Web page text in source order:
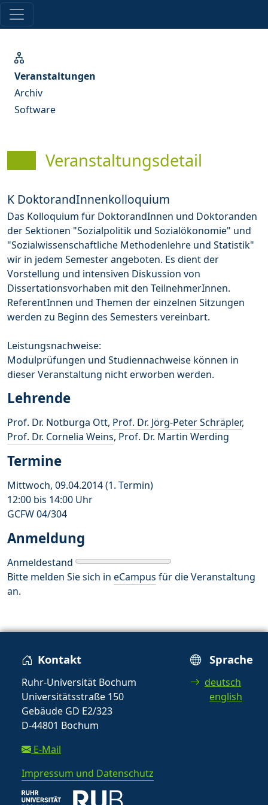
Veranstaltungen
Archiv
Software
Veranstaltungsdetail
K DoktorandInnenkolloquium
Das Kolloquium für DoktorandInnen und Doktoranden
der Sektionen "Sozialpolitik und Sozialökonomie" und
"Sozialwissenschaftliche Methodenlehre und Statistik"
wir in jedem Semester angeboten. Es dient der
Vorstellung und intensiven Diskussion von
Dissertationsvorhaben mit den TeilnehmerInnen.
ReferentInnen und Themen der einzelnen Sitzungen
werden zu Beginn des Semesters vereinbart.
Leistungsnachweise:
Modulprüfungen und Studiennachweise können in
dieser Veranstaltung nicht erworben werden.
Lehrende
Prof. Dr. Notburga Ott, Prof. Dr. Jörg-Peter Schräpler,
Prof. Dr. Cornelia Weins, Prof. Dr. Martin Werding
Termine
Mittwoch, 09.04.2014 (1. Termin)
12:00 bis 14:00 Uhr
GCFW 04/304
Anmeldung
Anmeldestand
Bitte melden Sie sich in eCampus für die Veranstaltung
an.
Kontakt
Ruhr-Universität Bochum
Universitätsstraße 150
Gebäude GD E2/323
D-44801 Bochum
E-Mail
Impressum und Datenschutz
Sprache
deutsch
english